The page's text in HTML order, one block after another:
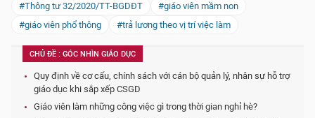
#Thông tư 32/2020/TT-BGDĐT
#giáo viên mầm non
#giáo viên phổ thông
#trả lương theo vị trí việc làm
CHỦ ĐỀ : GÓC NHÌN GIÁO DỤC
Quy định về cơ cấu, chính sách với cán bộ quản lý, nhân sự hỗ trợ
giáo dục khi sắp xếp CSGD
Giáo viên làm những công việc gì trong thời gian nghỉ hè?